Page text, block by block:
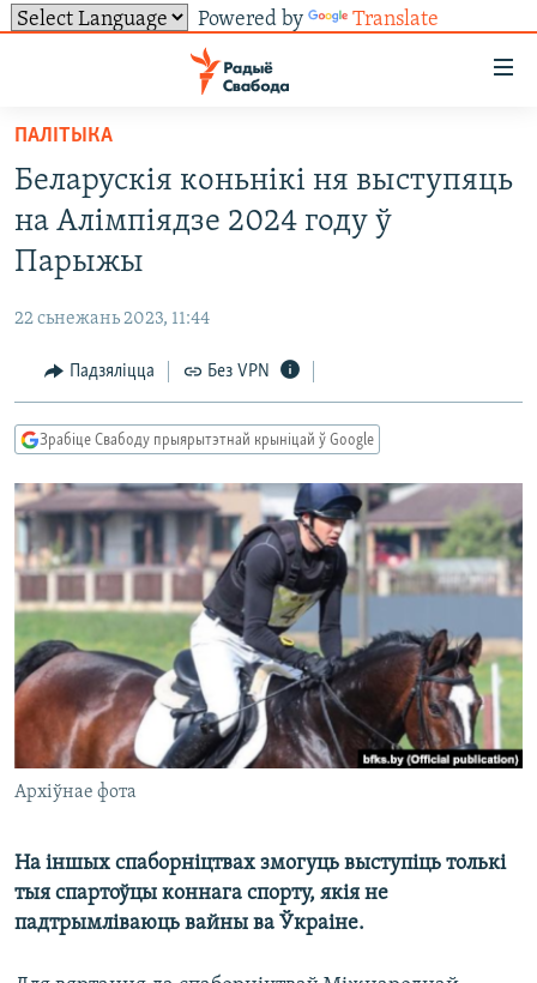
Powered by Translate
ўнівэрсальнага
доступу
Перайсьці
да
галоўнага
зьместу
Перайсьці
да
навігацыі
Перайсьці
да
УСЕ НАВІНЫ
ЭКАНОМІКА
ПАЛІТВЯЗЬНІ
КУЛЬТУРА
КАЛЯНДАР
ТОЛЬКІ НА СВАБОДЗЕ
ГІСТОРЫЯ НА СВАБОДЗЕ
ПАДКАСТЫ
PREMIUM
МОВА
НА ХВАЛЯХ СВАБОДЫ
СУВЯЗЬ
ПАДЗЯЛІЦЦА ІНФАРМАЦЫЯЙ
ПАДКАСТЫ
Усе сайты РС/РСЭ
ПАЛІТЫКА
Беларускія коньнікі ня выступяць
на Алімпіядзе 2024 году ў
Парыжы
22 сьнежань 2023, 11:44
Падзяліцца Без VPN
Зрабіце Свабоду прыярытэтнай крыніцай ў Google
Архіўнае фота
На іншых спаборніцтвах змогуць выступіць толькі
тыя спартоўцы коннага спорту, якія не
падтрымліваюць вайны ва Ўкраіне.